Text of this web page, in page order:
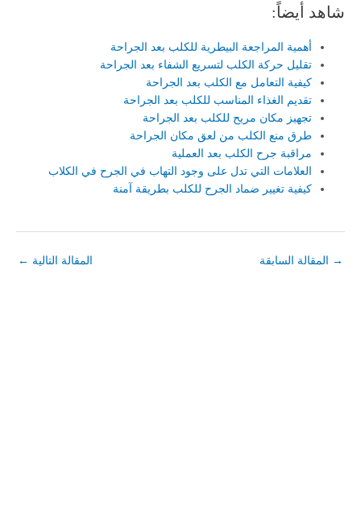
شاهد أيضاً:
أهمية المراجعة البيطرية للكلب بعد الجراحة
تقليل حركة الكلب لتسريع الشفاء بعد الجراحة
كيفية التعامل مع الكلب بعد الجراحة
تقديم الغذاء المناسب للكلب بعد الجراحة
تجهيز مكان مريح للكلب بعد الجراحة
طرق منع الكلب من لعق مكان الجراحة
مراقبة جرح الكلب بعد العملية
العلامات التي تدل على وجود التهاب في الجرح في الكلاب
كيفية تغيير ضماد الجرح للكلب بطريقة آمنة
→ المقالة السابقة المقالة التالية ←